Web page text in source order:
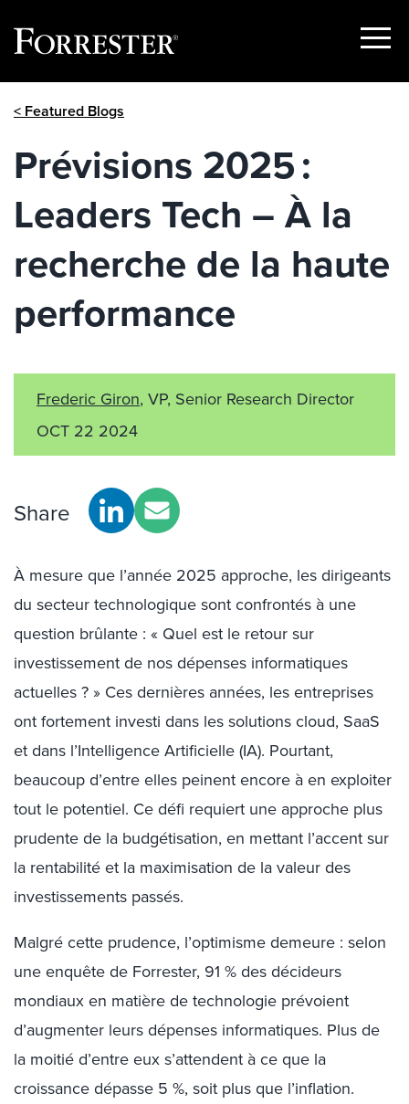
Show
< Featured Blogs
Prévisions 2025 :
Leaders Tech – À la
recherche de la haute
performance
Frederic Giron, VP, Senior Research Director
OCT 22 2024
Share
À mesure que l’année 2025 approche, les dirigeants
du secteur technologique sont confrontés à une
question brûlante : « Quel est le retour sur
investissement de nos dépenses informatiques
actuelles ? » Ces dernières années, les entreprises
ont fortement investi dans les solutions cloud, SaaS
et dans l’Intelligence Artificielle (IA). Pourtant,
beaucoup d’entre elles peinent encore à en exploiter
tout le potentiel. Ce défi requiert une approche plus
prudente de la budgétisation, en mettant l’accent sur
la rentabilité et la maximisation de la valeur des
investissements passés.
Malgré cette prudence, l’optimisme demeure : selon
une enquête de Forrester, 91 % des décideurs
mondiaux en matière de technologie prévoient
d’augmenter leurs dépenses informatiques. Plus de
la moitié d’entre eux s’attendent à ce que la
croissance dépasse 5 %, soit plus que l’inflation.